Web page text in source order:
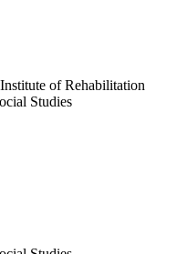
of Rehabilitation
Studies